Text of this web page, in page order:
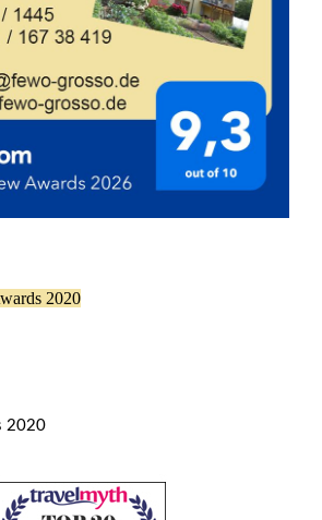
2020
2020